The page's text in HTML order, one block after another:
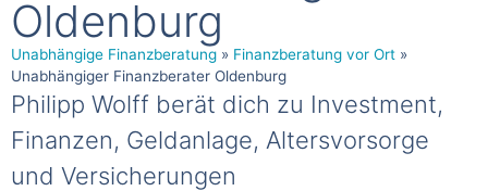
Oldenburg
Unabhängige Finanzberatung » Finanzberatung vor Ort »
Unabhängiger Finanzberater Oldenburg
Philipp Wolff berät dich zu Investment,
Finanzen, Geldanlage, Altersvorsorge
und Versicherungen